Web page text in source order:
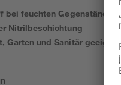
bei feuchten Gegenständen
Nitrilbeschichtung
Garten und Sanitär geeignet